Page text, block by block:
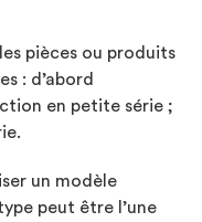
pièces ou produits
: d’abord
en petite série ;
un modèle
peut être l’une